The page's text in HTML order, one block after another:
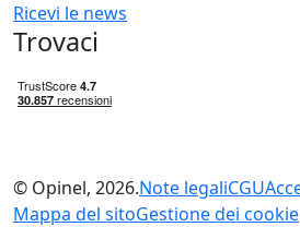
Ricevi le news
Trovaci
© Opinel, 2026.Note legaliCGU
Mappa del sitoGestione dei cookie